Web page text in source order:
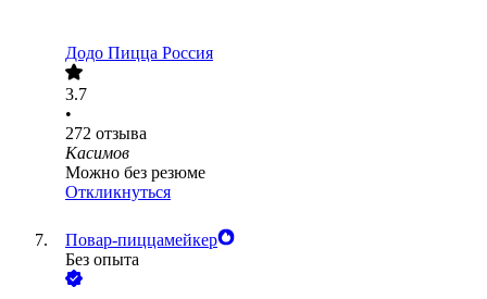
Додо Пицца Россия
3.7
•
272 отзыва
Касимов
Можно без резюме
Откликнуться
Повар-пиццамейкер
Без опыта